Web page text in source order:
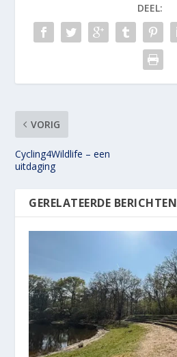
DEEL:
VORIG
Cycling4Wildlife – een
uitdaging
GERELATEERDE BERICHTEN